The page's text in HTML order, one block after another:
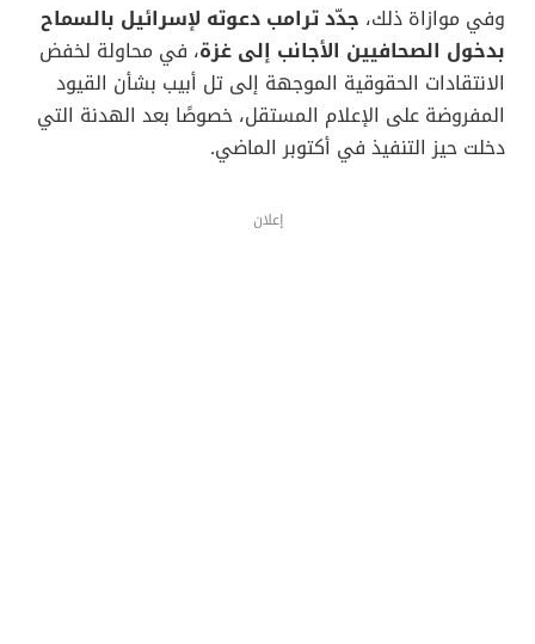
وفي موازاة ذلك، جدّد ترامب دعوته لإسرائيل بالسماح
بدخول الصحافيين الأجانب إلى غزة، في محاولة لخفض
الانتقادات الحقوقية الموجهة إلى تل أبيب بشأن القيود
المفروضة على الإعلام المستقل، خصوصًا بعد الهدنة التي
دخلت حيز التنفيذ في أكتوبر الماضي.
إعلان